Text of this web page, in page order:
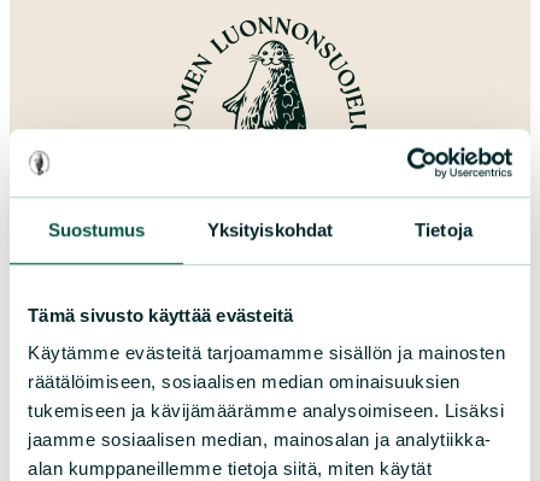
Suostumus Yksityiskohdat Tietoja
Tämä sivusto käyttää evästeitä
Käytämme evästeitä tarjoamamme sisällön ja mainosten
räätälöimiseen, sosiaalisen median ominaisuuksien
tukemiseen ja kävijämäärämme analysoimiseen. Lisäksi
jaamme sosiaalisen median, mainosalan ja analytiikka-
alan kumppaneillemme tietoja siitä, miten käytät
Suomen luonnonsuojeluliitto